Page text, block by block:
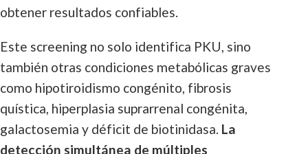
obtener resultados confiables.
Este screening no solo identifica PKU, sino
también otras condiciones metabólicas graves
como hipotiroidismo congénito, fibrosis
quística, hiperplasia suprarrenal congénita,
galactosemia y déficit de biotinidasa. La
detección simultánea de múltiples